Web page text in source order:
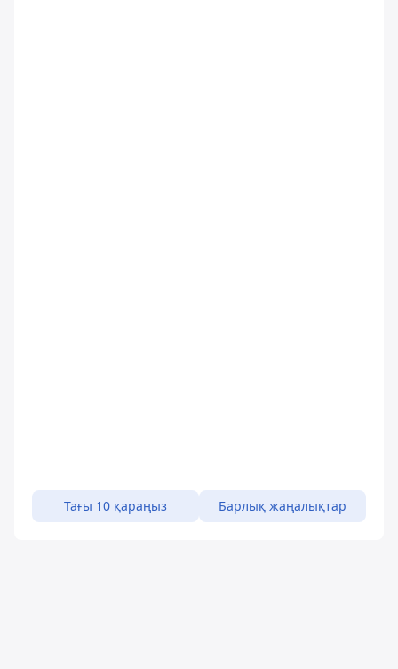
Тағы 10 қараңыз Барлық жаңалықтар